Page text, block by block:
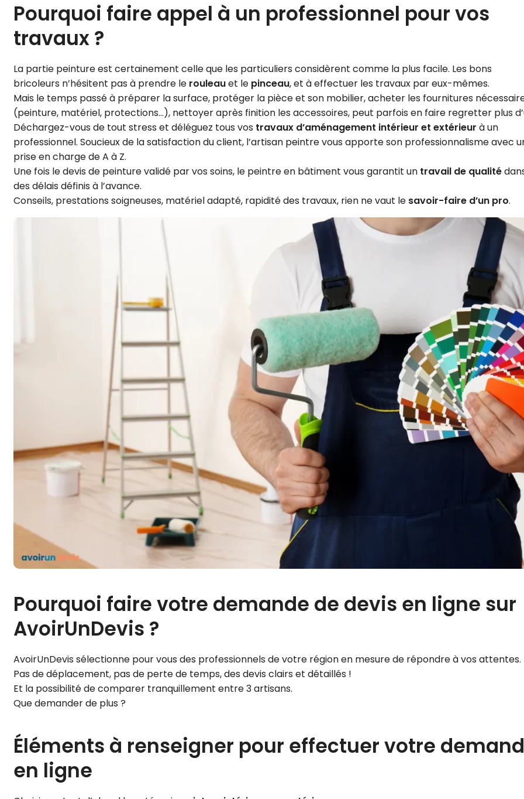
Pourquoi faire appel à un professionnel pour vos
travaux ?
La partie peinture est certainement celle que les particuliers considèrent comme la plus facile. Les bons
bricoleurs n’hésitent pas à prendre le rouleauet le pinceau, et à effectuer les travaux par eux-mêmes.
Mais le temps passé à préparer la surface, protéger la pièce et son mobilier, acheter les fournitures
(peinture, matériel, protections…), nettoyer après finition les accessoires, peut parfois en faire regretter plus
Déchargez-vous de tout stress et déléguez tous vos travaux d’aménagement intérieur et extérieur à un
professionnel. Soucieux de la satisfaction du client, l’artisan peintre vous apporte son professionnalisme avec
prise en charge de A à Z.
Une fois le devis de peinture validé par vos soins, le peintre en bâtiment vous garantit un travail de qualité
des délais définis à l’avance.
Conseils, prestations soigneuses, matériel adapté, rapidité des travaux, rien ne vaut le savoir-faire d’un pro.
Pourquoi faire votre demande de devis en ligne sur
AvoirUnDevis ?
AvoirUnDevis sélectionne pour vous des professionnels de votre région en mesure de répondre à vos attentes.
Pas de déplacement, pas de perte de temps, des devis clairs et détaillés !
Et la possibilité de comparer tranquillement entre 3 artisans.
Que demander de plus ?
Éléments à renseigner pour effectuer votre
en ligne